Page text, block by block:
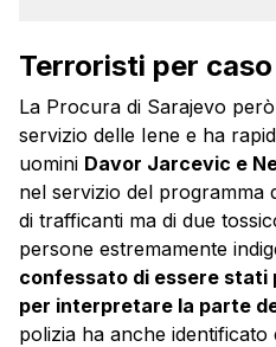
Terroristi per caso
La Procura di Sarajevo
servizio delle Iene e ha
uomini Davor Jarcevic e
nel servizio del programma
di trafficanti ma di due
persone estremamente
confessato di essere stati
per interpretare la parte
polizia ha anche